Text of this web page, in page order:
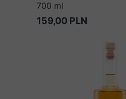
700 ml
159,00 PLN